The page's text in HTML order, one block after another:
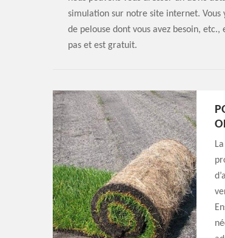
simulation sur notre site internet. Vous
de pelouse dont vous avez besoin,
pas et est gratuit.